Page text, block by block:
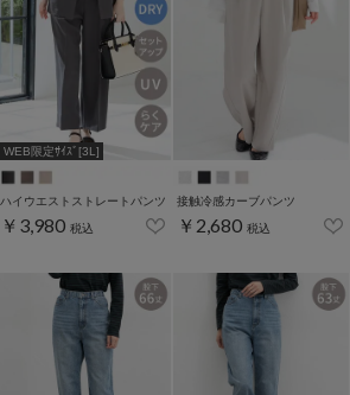
WEB限定ｻｲｽﾞ[3L]
ハイウエストストレートパンツ
￥3,980 税込
接触冷感カーブパンツ
￥2,680 税込